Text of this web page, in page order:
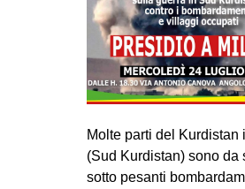
Molte parti del Kurdistan
(Sud Kurdistan) sono da
sotto pesanti